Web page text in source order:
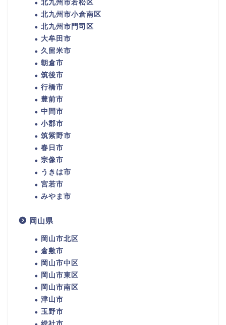
北九州市若松区
北九州市小倉南区
北九州市門司区
大牟田市
久留米市
朝倉市
筑後市
行橋市
豊前市
中間市
小郡市
筑紫野市
春日市
宗像市
うきは市
宮若市
みやま市
岡山県
岡山市北区
倉敷市
岡山市中区
岡山市東区
岡山市南区
津山市
玉野市